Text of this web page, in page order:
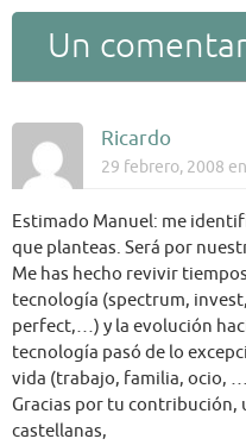
Un
Ricardo
29 febrero, 2008
Estimado Manuel: me
que planteas. Será por
Me has hecho revivir
tecnología (spectrum,
perfect,…) y la evolución
tecnología pasó de lo
vida (trabajo, familia, ocio,
Gracias por tu contribución,
castellanas,